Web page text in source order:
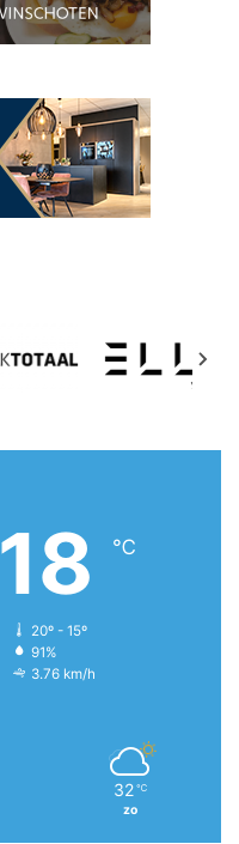
18 ℃
20º - 15º
91%
3.76 km/h
32 ℃
zo